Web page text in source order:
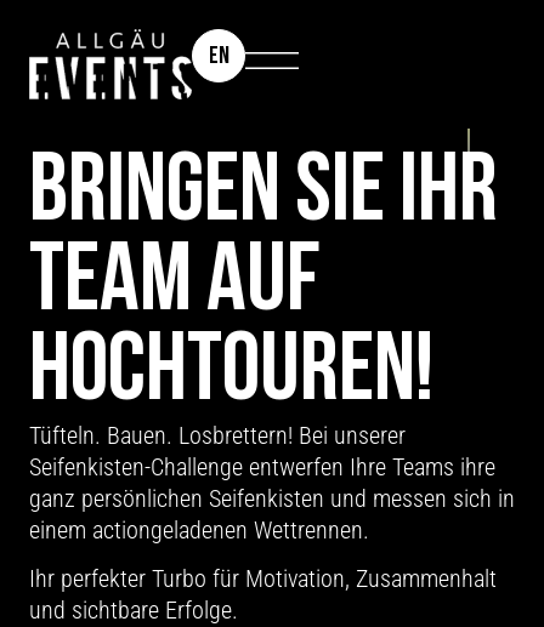
EN
BRINGEN SIE IHR
TEAM AUF
HOCH­TOUREN!
Tüfteln. Bauen. Losbrettern! Bei unserer
Seifenkisten-Challenge entwerfen Ihre Teams ihre
ganz persönlichen Seifenkisten und messen sich in
einem actiongeladenen Wettrennen.
Ihr perfekter Turbo für Motivation, Zusammenhalt
und sichtbare Erfolge.